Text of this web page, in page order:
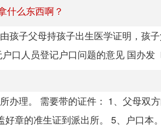
什么东西啊？
孩子父母持孩子出生医学证明，孩
口人员登记户口问题的意见 国办
办理。 需要带的证件： 1、父母双
章的准生证到派出所。 5、户口本